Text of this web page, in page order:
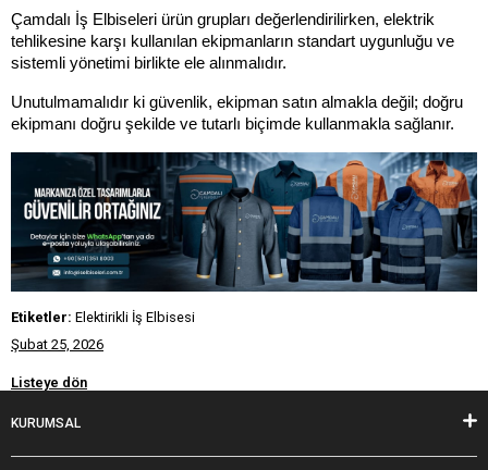
Çamdalı İş Elbiseleri ürün grupları değerlendirilirken, elektrik
tehlikesine karşı kullanılan ekipmanların standart uygunluğu ve
sistemli yönetimi birlikte ele alınmalıdır.
Unutulmamalıdır ki güvenlik, ekipman satın almakla değil; doğru
ekipmanı doğru şekilde ve tutarlı biçimde kullanmakla sağlanır.
Etiketler: Elektirikli İş Elbisesi
Şubat 25, 2026
Listeye dön
KURUMSAL